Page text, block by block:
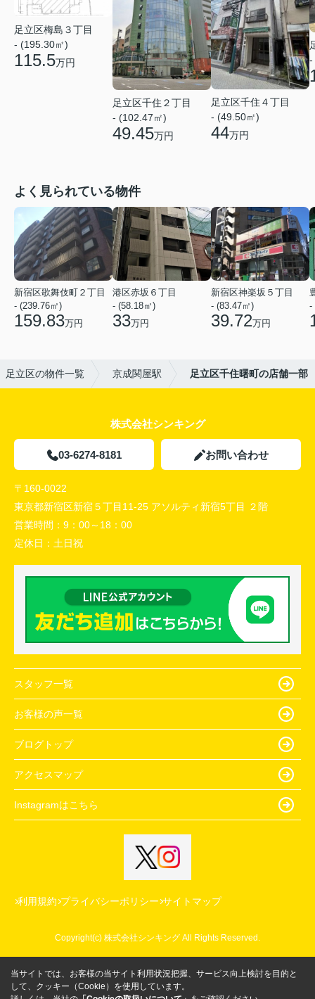
足立区梅島３丁目
- (195.30㎡)
115.5万円
足立区千住２丁目
- (102.47㎡)
49.45万円
足立区千住４丁目
- (49.50㎡)
44万円
-
よく見られている物件
新宿区歌舞伎町２丁目
- (239.76㎡)
159.83万円
港区赤坂６丁目
- (58.18㎡)
33万円
新宿区神楽坂５丁目
- (83.47㎡)
39.72万円
-
足立区の物件一覧 京成関屋駅 足立区千住曙町の店舗一部
株式会社シンキング
03-6274-8181 お問い合わせ
〒160-0022
東京都新宿区新宿５丁目11-25 アソルティ新宿5丁目 ２階
営業時間： 9：00～18：00
定休日： 土日祝
スタッフ一覧
お客様の声一覧
ブログトップ
アクセスマップ
Instagramはこちら
利用規約 プライバシーポリシー サイトマップ
Copyright(c) 株式会社シンキング All Rights Reserved.
当サイトでは、お客様の当サイト利用状況把握、サービス向上検討を目的と
して、クッキー（Cookie）を使用しています。